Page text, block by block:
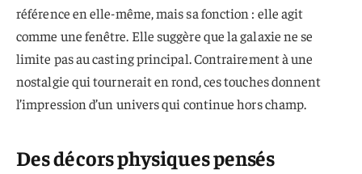
référence en elle-même, mais sa fonction : elle agit
comme une fenêtre. Elle suggère que la galaxie ne se
limite pas au casting principal. Contrairement à une
nostalgie qui tournerait en rond, ces touches donnent
l’impression d’un univers qui continue hors champ.
Des décors physiques pensés